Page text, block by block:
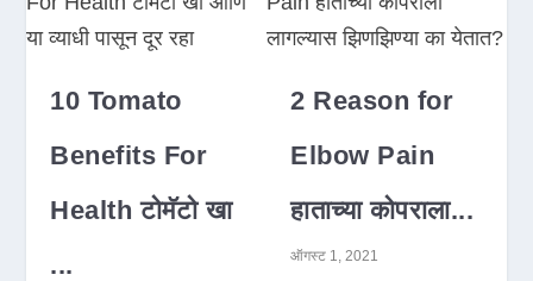
10 Tomato
Benefits For
Health टोमॅटो खा
...
2 Reason for
Elbow Pain
हाताच्या कोपराला...
ऑगस्ट 1, 2021